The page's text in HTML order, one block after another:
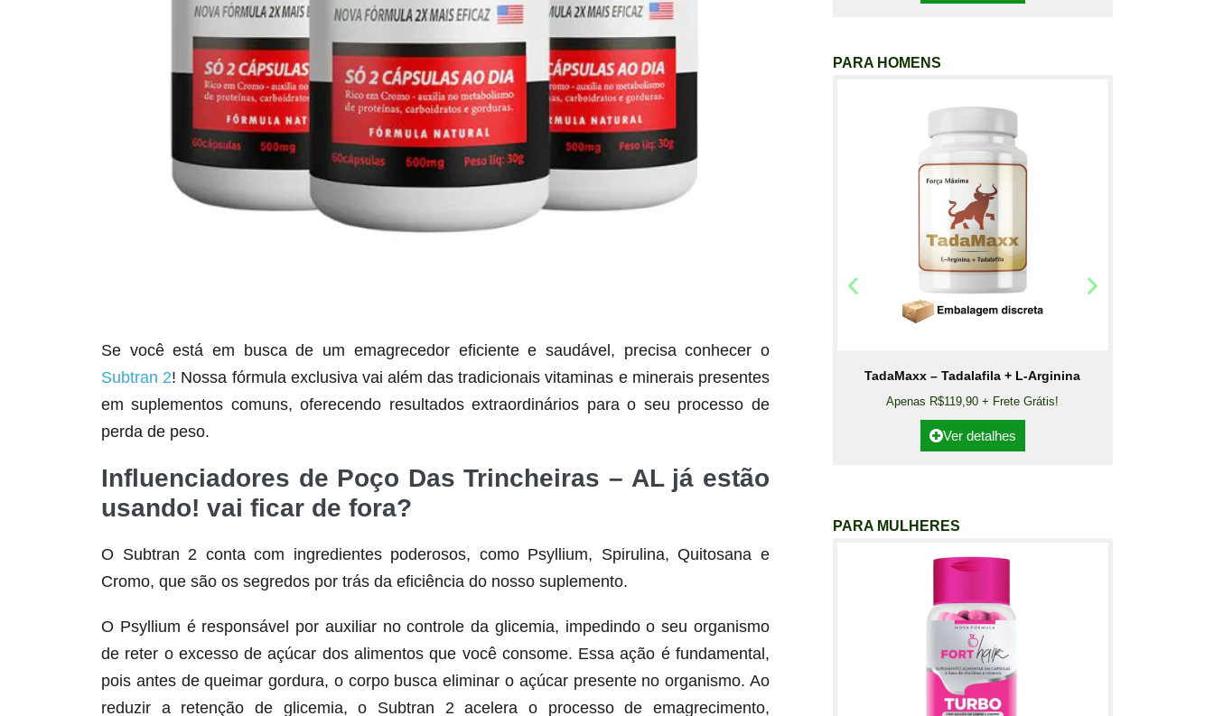
Se você está em busca de um emagrecedor eficiente e saudável, precisa conhecer o
Subtran 2! Nossa fórmula exclusiva vai além das tradicionais vitaminas e minerais presentes
em suplementos comuns, oferecendo resultados extraordinários para o seu processo de
perda de peso.
Influenciadores de Poço Das Trincheiras – AL já estão
usando! vai ficar de fora?
O Subtran 2 conta com ingredientes poderosos, como Psyllium, Spirulina, Quitosana e
Cromo, que são os segredos por trás da eficiência do nosso suplemento.
O Psyllium é responsável por auxiliar no controle da glicemia, impedindo o seu organismo
de reter o excesso de açúcar dos alimentos que você consome. Essa ação é fundamental,
pois antes de queimar gordura, o corpo busca eliminar o açúcar presente no organismo. Ao
reduzir a retenção de glicemia, o Subtran 2 acelera o processo de emagrecimento,
PARA HOMENS
Seca Já Detox – O Fim da gordura
localizada
Apenas 12x de R$19,78
TadaMaxx – Tadalafila + L-Arginina
Apenas R$119,90 + Frete Grátis!
Ver detalhes
PARA MULHERES